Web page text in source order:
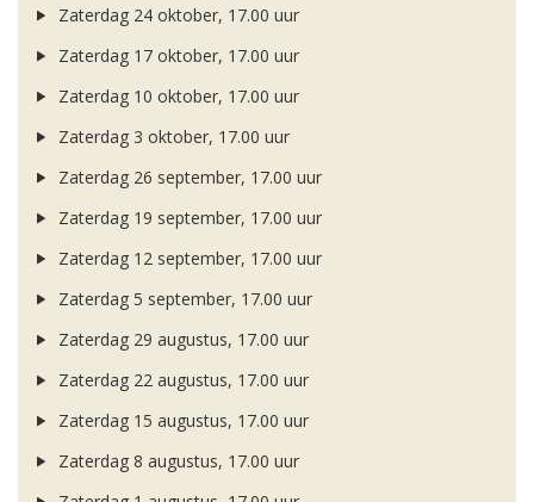
Zaterdag 24 oktober, 17.00 uur
Zaterdag 17 oktober, 17.00 uur
Zaterdag 10 oktober, 17.00 uur
Zaterdag 3 oktober, 17.00 uur
Zaterdag 26 september, 17.00 uur
Zaterdag 19 september, 17.00 uur
Zaterdag 12 september, 17.00 uur
Zaterdag 5 september, 17.00 uur
Zaterdag 29 augustus, 17.00 uur
Zaterdag 22 augustus, 17.00 uur
Zaterdag 15 augustus, 17.00 uur
Zaterdag 8 augustus, 17.00 uur